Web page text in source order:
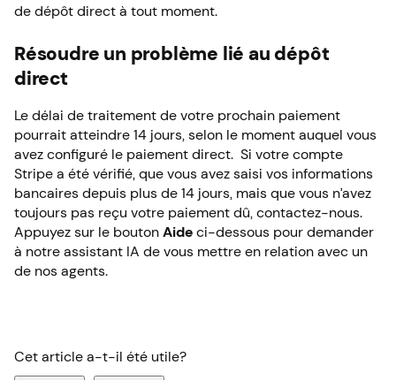
de dépôt direct à tout moment.
Résoudre un problème lié au dépôt
direct
Le délai de traitement de votre prochain paiement
pourrait atteindre 14 jours, selon le moment auquel vous
avez configuré le paiement direct. Si votre compte
Stripe a été vérifié, que vous avez saisi vos informations
bancaires depuis plus de 14 jours, mais que vous n’avez
toujours pas reçu votre paiement dû, contactez-nous.
Appuyez sur le bouton Aide ci-dessous pour demander
à notre assistant IA de vous mettre en relation avec un
de nos agents.
Cet article a-t-il été utile?